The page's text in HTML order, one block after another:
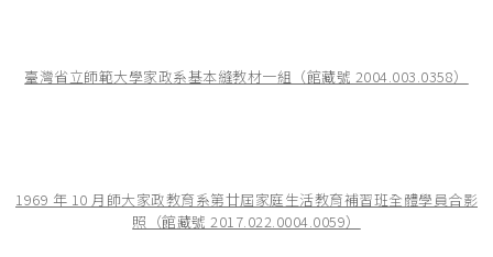
臺灣省立師範大學家政系基本縫教材一組（館藏號 2004.003.0358）
1969 年 10 月師大家政教育系第廿屆家庭生活教育補習班全體學員合影
照（館藏號 2017.022.0004.0059）